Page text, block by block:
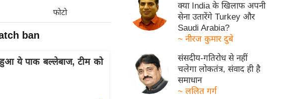
फोटो
ban
ये पाक बल्लेबाज, टीम को
क्या India के खिलाफ अपनी
सेना उतारेंगे Turkey और
Saudi Arabia?
~ नीरज कुमार दुबे
संसदीय-गतिरोध से नहीं
चलेगा लोकतंत्र, संवाद ही है
समाधान
~ ललित गर्ग